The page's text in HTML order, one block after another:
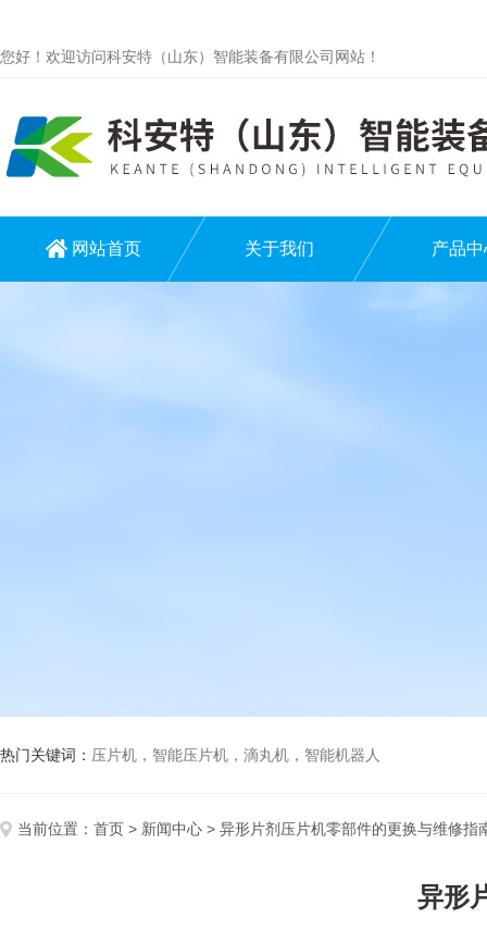
您好！欢迎访问科安特（山东）智能装备有限公司网站！
网站首页 关于我们 产品中
热门关键词： 压片机，智能压片机，滴丸机，智能机器人
当前位置： 首页 > 新闻中心 > 异形片剂压片机零部件的更换与维修指
异形